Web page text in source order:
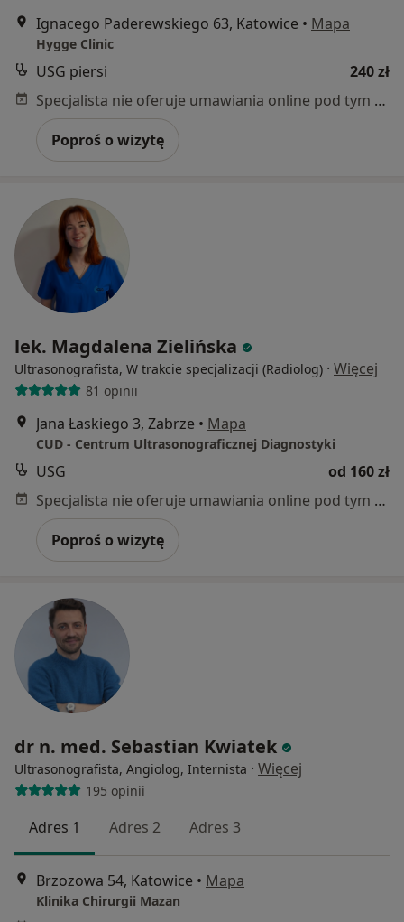
Ignacego Paderewskiego 63, Katowice • Mapa
Hygge Clinic
USG piersi
240 zł
Specjalista nie oferuje umawiania online pod tym adresem.
Poproś o wizytę
lek. Magdalena Zielińska
Ultrasonografista, W trakcie specjalizacji (Radiolog) · Więcej
81 opinii
Jana Łaskiego 3, Zabrze • Mapa
CUD - Centrum Ultrasonograficznej Diagnostyki
USG
od 160 zł
Specjalista nie oferuje umawiania online pod tym adresem.
Poproś o wizytę
dr n. med. Sebastian Kwiatek
Ultrasonografista, Angiolog, Internista · Więcej
195 opinii
Adres 1 Adres 2 Adres 3
Brzozowa 54, Katowice • Mapa
Klinika Chirurgii Mazan